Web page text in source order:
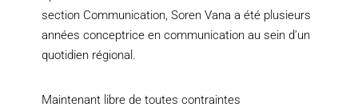
section Communication, Soren Vana a été plusieurs
années conceptrice en communication au sein d’un
quotidien régional.
Maintenant libre de toutes contraintes